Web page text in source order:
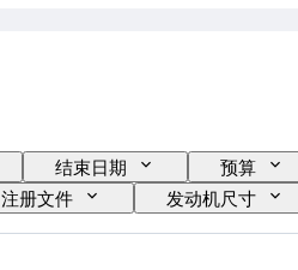
结束日期 预算
注册文件 发动机尺寸